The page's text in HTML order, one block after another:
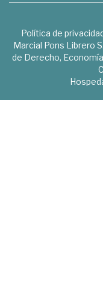
Política de
Marcial Pons Librero
de Derecho,